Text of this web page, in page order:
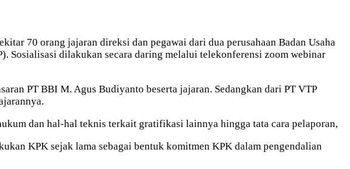
70 orang jajaran direksi dan pegawai dari dua perusahaan Badan Usaha
Sosialisasi dilakukan secara daring melalui telekonferensi zoom webinar
PT BBI M. Agus Budiyanto beserta jajaran. Sedangkan dari PT VTP
dan hal-hal teknis terkait gratifikasi lainnya hingga tata cara pelaporan,
KPK sejak lama sebagai bentuk komitmen KPK dalam pengendalian